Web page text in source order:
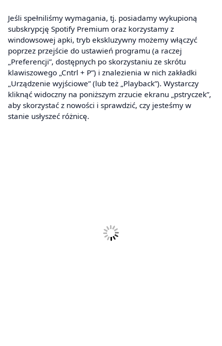
Jeśli spełniliśmy wymagania, tj. posiadamy wykupioną
subskrypcję Spotify Premium oraz korzystamy z
windowsowej apki, tryb ekskluzywny możemy włączyć
poprzez przejście do ustawień programu (a raczej
„Preferencji”, dostępnych po skorzystaniu ze skrótu
klawiszowego „Cntrl + P”) i znalezienia w nich zakładki
„Urządzenie wyjściowe” (lub też „Playback”). Wystarczy
kliknąć widoczny na poniższym zrzucie ekranu „pstryczek”,
aby skorzystać z nowości i sprawdzić, czy jesteśmy w
stanie usłyszeć różnicę.